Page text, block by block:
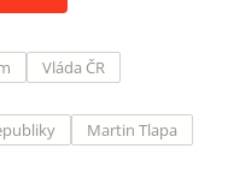
Vláda ČR
Martin Tlapa